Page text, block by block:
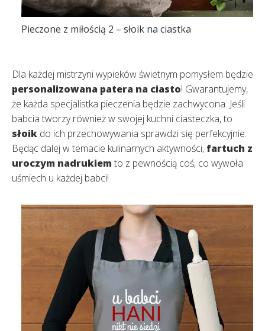
Pieczone z miłością 2 – słoik na ciastka
Dla każdej mistrzyni wypieków świetnym pomysłem będzie
personalizowana patera na ciasto! Gwarantujemy,
że każda specjalistka pieczenia będzie zachwycona. Jeśli
babcia tworzy również w swojej kuchni ciasteczka, to
słoik do ich przechowywania sprawdzi się perfekcyjnie.
Będąc dalej w temacie kulinarnych aktywności, fartuch z
uroczym nadrukiem to z pewnością coś, co wywoła
uśmiech u każdej babci!